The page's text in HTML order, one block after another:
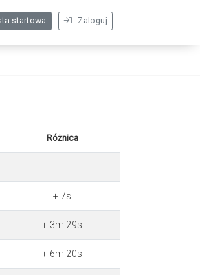
Zaloguj
startowa
Różnica
+ 7s
+ 3m 29s
+ 6m 20s